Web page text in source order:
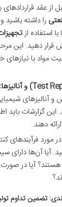
از عقد
را داشته باشید
استفاده از
قرار دهید. این
مواد با
و آنالیزهای
این گزارشات باید
دهند.
در مورد فرآیندهای
آیا آن‌ها دارای
آیا در صورت
تضمین تداوم